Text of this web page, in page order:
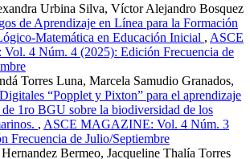
Urbina Silva, Víctor Alejandro Bosquez
de Aprendizaje en Línea para la Formación
Matemática en Educación Inicial , ASCE
4 Núm. 4 (2025): Edición Frecuencia de
Torres Luna, Marcela Samudio Granados,
“Popplet y Pixton” para el aprendizaje
de 1ro BGU sobre la biodiversidad de los
, ASCE MAGAZINE: Vol. 4 Núm. 3
Frecuencia de Julio/Septiembre
Bermeo, Jacqueline Thalía Torres